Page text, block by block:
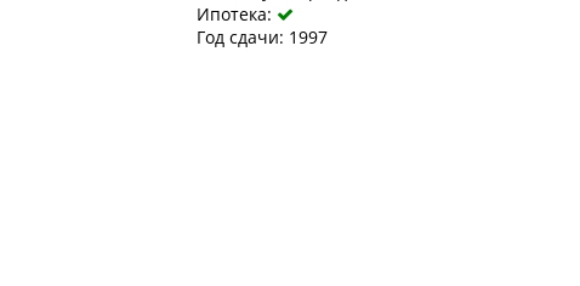
Ипотека: 
Год сдачи: 1997